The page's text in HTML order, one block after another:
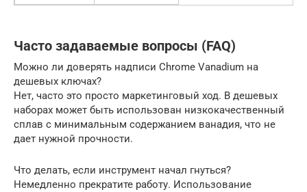
Часто задаваемые вопросы (FAQ)
Можно ли доверять надписи Chrome Vanadium на
дешевых ключах?
Нет, часто это просто маркетинговый ход. В дешевых
наборах может быть использован низкокачественный
сплав с минимальным содержанием ванадия, что не
дает нужной прочности.
Что делать, если инструмент начал гнуться?
Немедленно прекратите работу. Использование